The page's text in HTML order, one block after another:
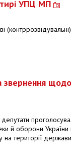
УПЦ МП
щодо
й оборони України
на території